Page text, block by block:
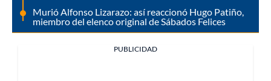
Murió Alfonso Lizarazo: así reaccionó Hugo Patiño,
miembro del elenco original de Sábados Felices
PUBLICIDAD